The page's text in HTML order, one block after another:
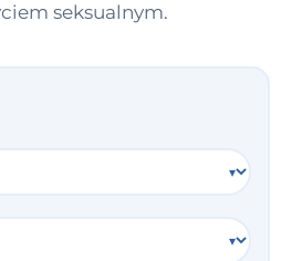
seksualnym.